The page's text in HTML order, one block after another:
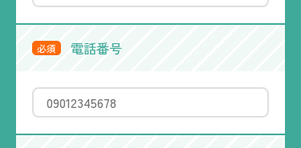
必須 電話番号